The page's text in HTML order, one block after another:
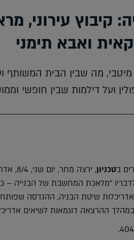
קיבוץ עירוני,
ואבא תימני
מה שבין הבית המשותף
ועל דילמות שבין חופשי
בטכניון
, ירצה
"מלאכת המחשבת של הבנייה –
שיטת הבניה, ההנדסה
ההרצאה דוגמאות לשיאים